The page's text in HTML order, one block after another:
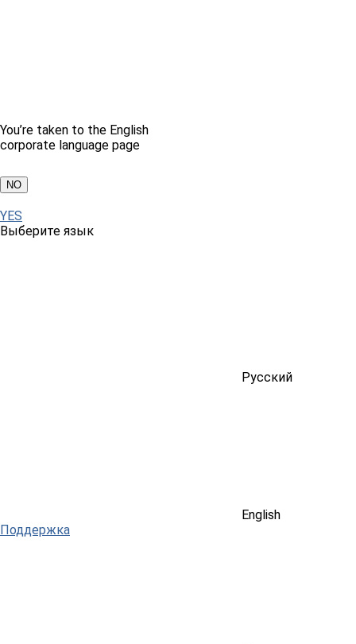
You’re taken to the English
corporate language page
NO
YES
Выберите язык
Русский
English
Поддержка